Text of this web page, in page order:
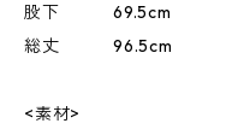
股下 69.5cm
総丈 96.5cm
<素材>